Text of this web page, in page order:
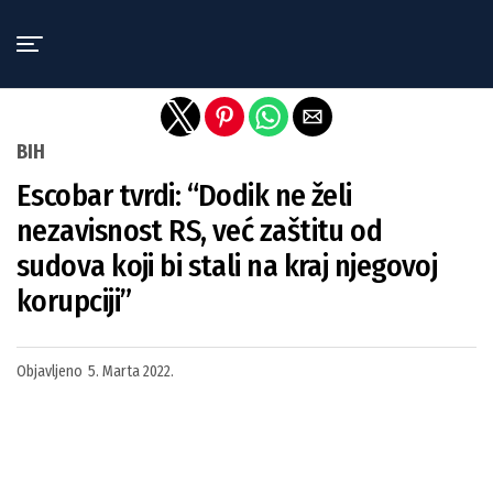
BIH
Escobar tvrdi: “Dodik ne želi
nezavisnost RS, već zaštitu od
sudova koji bi stali na kraj njegovoj
korupciji”
Objavljeno 5. Marta 2022.